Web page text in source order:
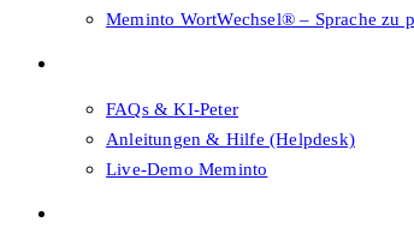
Meminto WortWechsel® – Sprache zu
FAQs & KI-Peter
Anleitungen & Hilfe (Helpdesk)
Live-Demo Meminto